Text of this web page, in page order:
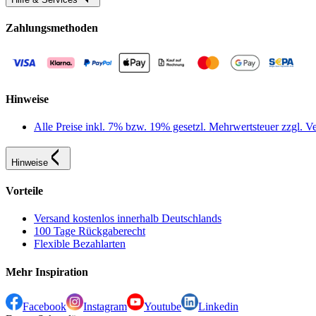
Zahlungsmethoden
Hinweise
Alle Preise inkl. 7% bzw. 19% gesetzl. Mehrwertsteuer zzgl.
Hinweise
Vorteile
Versand kostenlos innerhalb Deutschlands
100 Tage Rückgaberecht
Flexible Bezahlarten
Mehr Inspiration
Facebook Instagram Youtube
Linkedin